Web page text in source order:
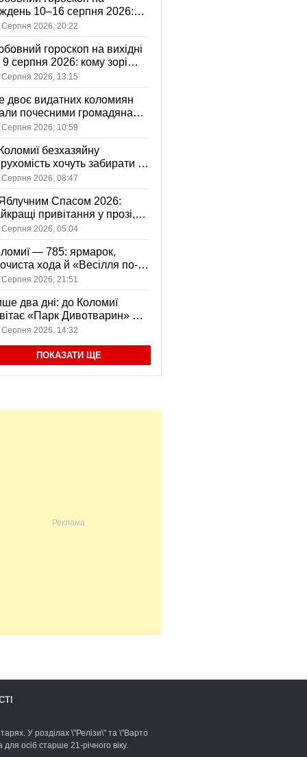
10–16 серпня 2026:
зорі готують у стосунках
знаку
Серпня 2026, 20:22
гороскоп на вихідні
9 серпня 2026: кому зорі
ніжність, а кому —
розмову
Серпня 2026, 13:15
двоє видатних коломиян
почесними громадянами
Серпня 2026, 10:59
безхазяйну
хочуть забирати у
громади: що це
Серпня 2026, 08:47
Спасом 2026:
привітання у прозі,
та картинках
Серпня 2026, 05:04
— 785: ярмарок,
хода й «Весілля по-
— чим
День міста
Серпня 2026, 21:51
два дні: до Коломиї
«Парк Дивотварин» — і
безкоштовний
Серпня 2026, 14:32
ПОКАЗАТИ ЩЕ
У розділах \"Релізи\" та \"Варто
осіб старше 21-річного віку.